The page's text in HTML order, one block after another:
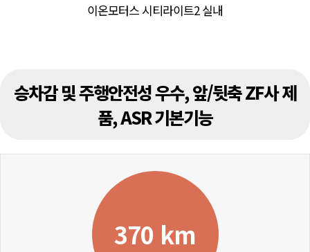
이온모터스 시티라이트2 실내
승차감 및 주행안전성 우수, 앞/뒷축 ZF사 제
품, ASR 기본기능
370 km